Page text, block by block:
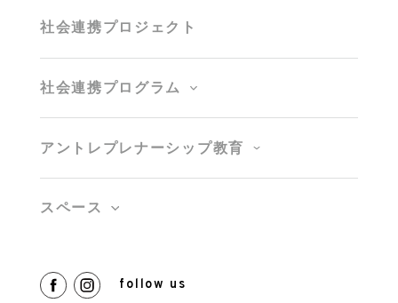
社会連携プロジェクト
社会連携プログラム
アントレプレナーシップ教育
スペース
follow us